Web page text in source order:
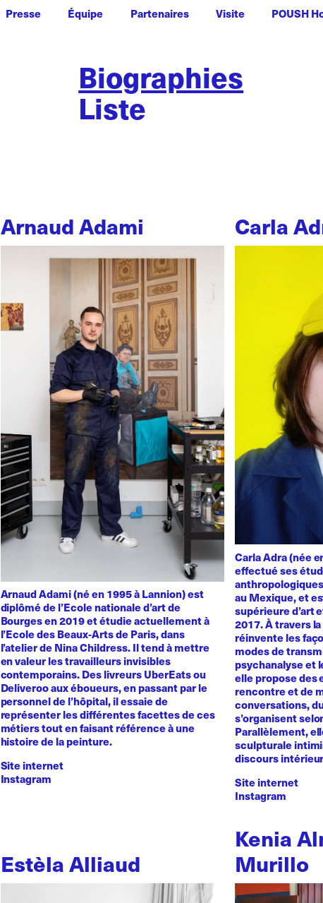
Presse Équipe Partenaires Visite POUSH
Biographies
Liste
Arnaud Adami
Arnaud Adami (né en 1995 à Lannion) est
diplômé de l’Ecole nationale d’art de
Bourges en 2019 et étudie actuellement à
l’Ecole des Beaux-Arts de Paris, dans
l’atelier de Nina Childress. Il tend à mettre
en valeur les travailleurs invisibles
contemporains. Des livreurs UberEats ou
Deliveroo aux éboueurs, en passant par le
personnel de l’hôpital, il essaie de
représenter les différentes facettes de ces
métiers tout en faisant référence à une
histoire de la peinture.
Site internet
Instagram
Carla
Carla Adra (née
effectué ses
au Mexique, et
supérieure d’art
2017. À travers
réinvente les
modes de
psychanalyse et
elle propose des
rencontre et de
conversations,
s’organisent
Parallèlement,
sculpturale
discours
Site internet
Instagram
Estèla Alliaud
Kenia
Murillo